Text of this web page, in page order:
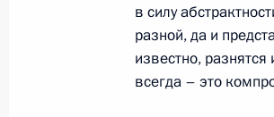
Встреча с
Зорькиным
10 февраля 2012 года,
в силу
разной, да и
известно,
всегда – это